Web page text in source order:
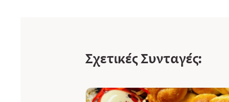
Σχετικές Συνταγές: